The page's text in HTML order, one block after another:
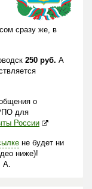
сразу же, в
250 руб. А
о
для
России
не будет ни
ниже)!
А.